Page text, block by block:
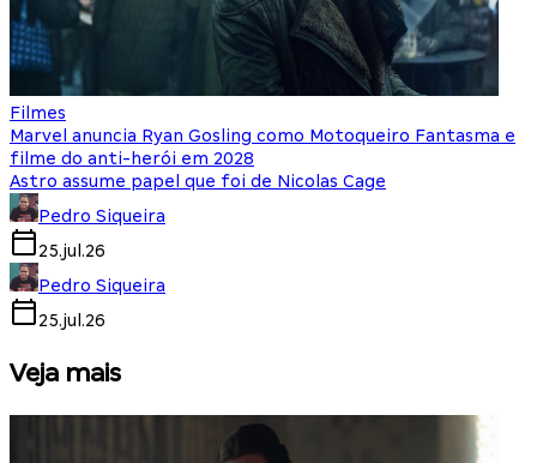
Filmes
Marvel anuncia Ryan Gosling como Motoqueiro Fantasma e
filme do anti-herói em 2028
Astro assume papel que foi de Nicolas Cage
Pedro Siqueira
25.jul.26
Pedro Siqueira
25.jul.26
Veja mais